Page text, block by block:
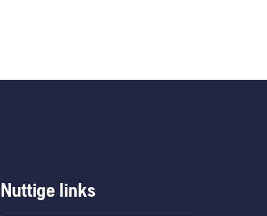
Nuttige links